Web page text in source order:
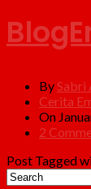
By Sabri
Cerita
On
2
Post Tagged